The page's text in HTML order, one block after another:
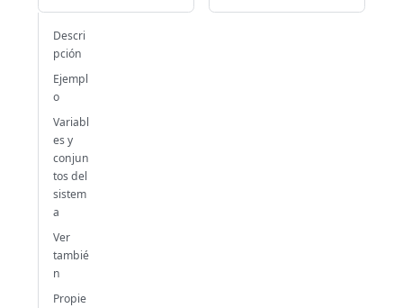
Descri
pción
Ejempl
o
Variabl
es y
conjun
tos del
sistem
a
Ver
tambié
n
Propie